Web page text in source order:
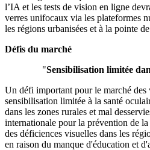
l’IA et les tests de vision en ligne
verres unifocaux via les plateformes
les régions urbanisées et à la pointe
Défis du marché
"Sensibilisation limitée
Un défi important pour le marché des
sensibilisation limitée à la santé
dans les zones rurales et mal
internationale pour la prévention de
des déficiences visuelles dans les
en raison du manque d'éducation et